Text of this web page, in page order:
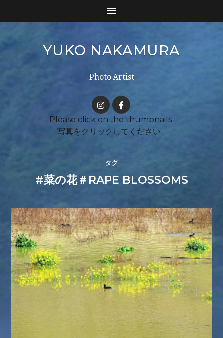
YUKO NAKAMURA
Photo Artist
タグ
#菜の花＃RAPE BLOSSOMS